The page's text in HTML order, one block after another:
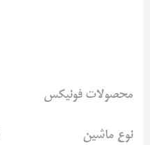
محصولات فونیکس
نوع ماشین